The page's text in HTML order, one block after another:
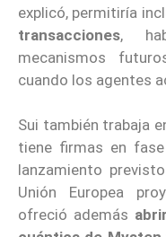
explicó, permitiría
transacciones,
mecanismos
cuando los agentes
Sui también trabaja
tiene firmas en
lanzamiento
Unión Europea
ofreció además